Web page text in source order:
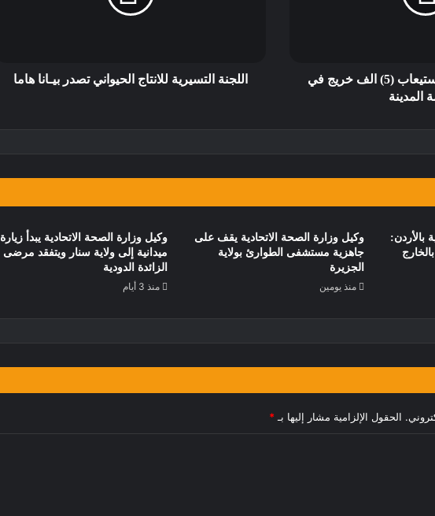
مجلس الوزراء يقرر استيعاب (5) الف خريج في
المدينة
اللجنة التسيرية للانتاج الحيواني تصدر بيـانا هاما
بالأردن:
وكيل وزارة الصحة الاتحادية يقف على
جاهزية مستشفى الطوارئ بولاية
الجزيرة
منذ يومين
وكيل وزارة الصحة الاتحادية يبدأ زيارة
ميدانية إلى ولاية سنار ويتفقد مرضى
الزائدة الدودية
منذ 3 أيام
الحقول الإلزامية مشار إليها بـ *